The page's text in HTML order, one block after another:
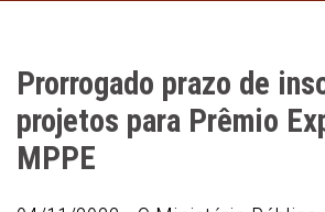
Prorrogado prazo de
projetos para Prêmio
MPPE